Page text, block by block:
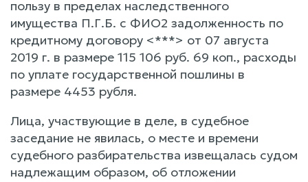
пользу в пределах наследственного
имущества П.Г.Б. с ФИО2 задолженность по
кредитному договору <***> от 07 августа
2019 г. в размере 115 106 руб. 69 коп., расходы
по уплате государственной пошлины в
размере 4453 рубля.
Лица, участвующие в деле, в судебное
заседание не явилась, о месте и времени
судебного разбирательства извещалась судом
надлежащим образом, об отложении